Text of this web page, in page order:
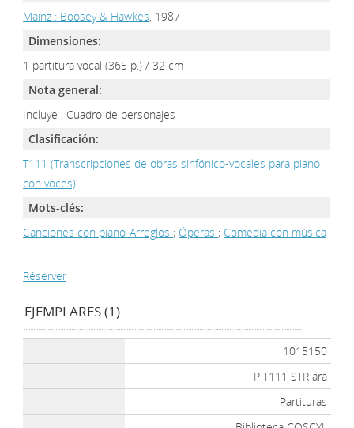
Mainz : Boosey & Hawkes, 1987
Dimensiones:
1 partitura vocal (365 p.) / 32 cm
Nota general:
Incluye : Cuadro de personajes
Clasificación:
T111 (Transcripciones de obras sinfónico-vocales para piano
con voces)
Mots-clés:
Canciones con piano-Arreglos ; Óperas ; Comedia con música
Réserver
EJEMPLARES (1)
1015150
P T111 STR ara
Partituras